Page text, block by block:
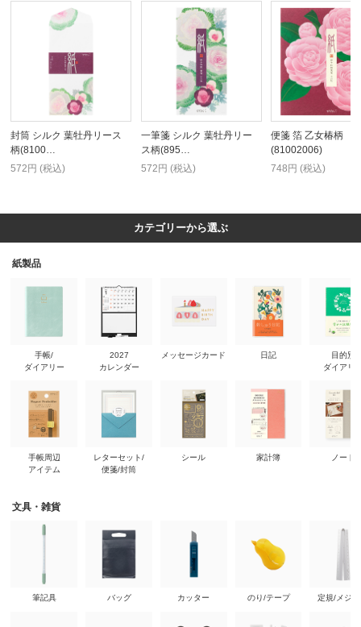
封筒 シルク 葉牡丹リース
柄(8100…
572円 (税込)
一筆箋 シルク 葉牡丹リー
ス柄(895…
572円 (税込)
便箋 箔 乙女椿柄
(81002006)
748円 (税込)
カテゴリーから選ぶ
紙製品
手帳/
ダイアリー
手帳周辺
アイテム
2027
カレンダー
レターセット/
便箋/封筒
メッセージカード
シール
日記
家計簿
目的別
ダイアリ
ノート
文具・雑貨
筆記具 バッグ カッター のり/テープ 定規/メジ